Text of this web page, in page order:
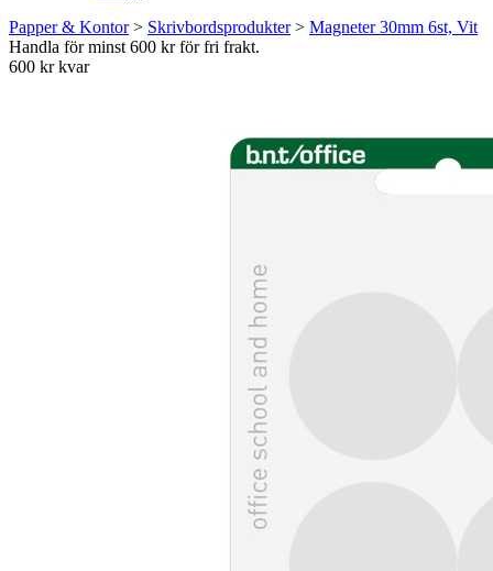
Papper & Kontor> Skrivbordsprodukter> Magneter 30mm 6st, Vit
Handla för minst 600 kr för fri frakt.
600 kr kvar